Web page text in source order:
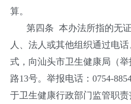
算。
第四条 本办法所指的无
人、法人或其他组织通过电
式，向汕头市卫生健康局（
路13号。举报电话：0754-
于卫生健康行政部门监管职